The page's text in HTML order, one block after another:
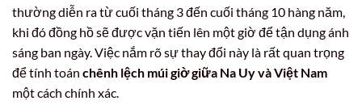
thường diễn ra từ cuối tháng 3 đến cuối tháng 10 hàng năm,
khi đó đồng hồ sẽ được vặn tiến lên một giờ để tận dụng ánh
sáng ban ngày. Việc nắm rõ sự thay đổi này là rất quan trọng
để tính toán chênh lệch múi giờ giữa Na Uy và Việt Nam
một cách chính xác.